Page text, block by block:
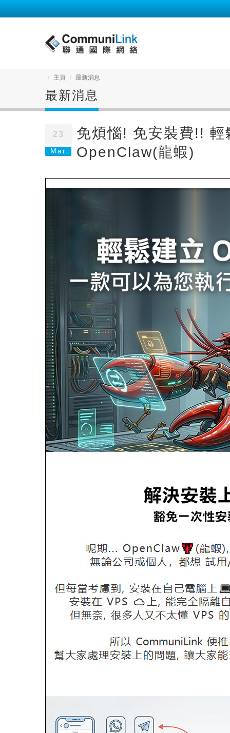
主頁 最新消息
最新消息
23
Mar
免煩惱! 免安裝費!!
OpenClaw(龍蝦)